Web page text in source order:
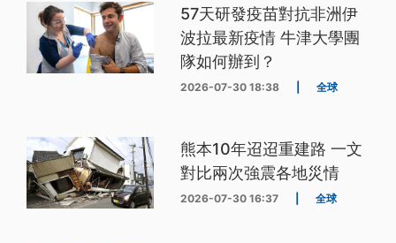
57天研發疫苗對抗非洲伊
波拉最新疫情 牛津大學團
隊如何辦到？
2026-07-30 18:38 全球
熊本10年迢迢重建路 一文
對比兩次強震各地災情
2026-07-30 16:37 全球